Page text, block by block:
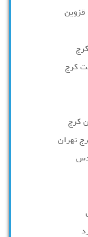
قزوین
کرج
کرج
تهران